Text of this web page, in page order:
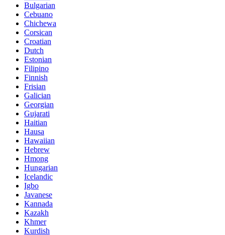
Bulgarian
Cebuano
Chichewa
Corsican
Croatian
Dutch
Estonian
Filipino
Finnish
Frisian
Galician
Georgian
Gujarati
Haitian
Hausa
Hawaiian
Hebrew
Hmong
Hungarian
Icelandic
Igbo
Javanese
Kannada
Kazakh
Khmer
Kurdish